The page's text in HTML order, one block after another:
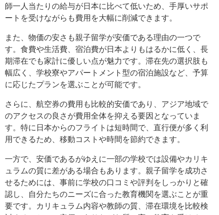
師一人当たりの給与が日本に比べて低いため、手厚いサポ
ートを受けながらも費用を大幅に削減できます。
また、物価の安さも親子留学が安価である理由の一つで
す。食費や生活費、宿泊費が日本よりもはるかに低く、長
期滞在でも家計に優しい点が魅力です。滞在先の選択肢も
幅広く、学校寮やアパートメント型の宿泊施設など、予算
に応じたプランを選ぶことが可能です。
さらに、航空券の費用も比較的安価であり、アジア地域で
のアクセスの良さが費用全体を抑える要因となっていま
す。特に日本からのフライトは短時間で、直行便が多く利
用できるため、移動コストや時間を節約できます。
一方で、安価であるがゆえに一部の学校では設備やカリキ
ュラムの質に差がある場合もあります。親子留学を成功さ
せるためには、事前に学校の口コミや評判をしっかりと確
認し、自分たちのニーズに合った教育機関を選ぶことが重
要です。カリキュラム内容や教師の質、滞在環境を比較検